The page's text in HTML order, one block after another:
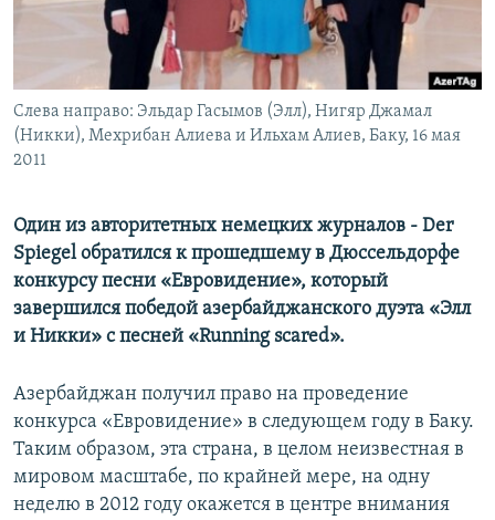
Все сайты Радио Азатутюн
Слева направо: Эльдар Гасымов (Элл), Нигяр Джамал
(Никки), Мехрибан Алиева и Ильхам Алиев, Баку, 16 мая
2011
Один из авторитетных немецких журналов - Der
Spiegel обратился к прошедшему в Дюссельдорфе
конкурсу песни «Евровидение», который
завершился победой азербайджанского дуэта «Элл
и Никки» с песней «Running scared».
Азербайджан получил право на проведение
конкурса «Евровидение» в следующем году в Баку.
Таким образом, эта страна, в целом неизвестная в
мировом масштабе, по крайней мере, на одну
неделю в 2012 году окажется в центре внимания